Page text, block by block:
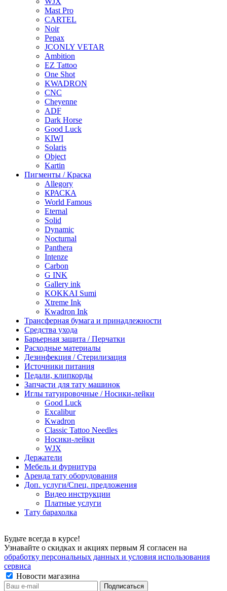
Mast Pro
CARTEL
Noir
Pepax
JCONLY VETAR
Ambition
EZ Tattoo
One Shot
KWADRON
CNC
Cheyenne
ADF
Dark Horse
Good Luck
KIWI
Solaris
Object
Kartin
Пигменты / Краска
Allegory
КРАСКА
World Famous
Eternal
Solid
Dynamic
Nocturnal
Panthera
Intenze
Carbon
G INK
Gallery ink
KOKKAI Sumi
Xtreme Ink
Kwadron Ink
Трансферная бумага и принадлежности
Средства ухода
Барьерная защита / Перчатки
Расходные материалы
Дезинфекция / Стерилизация
Источники питания
Педали, клипкорды
Запчасти для тату машинок
Иглы татуировочные / Носики-лейки
Good Luck
Excalibur
Kwadron
Classic Tattoo Needles
Носики-лейки
WJX
Держатели
Мебель и фурнитура
Аренда тату оборудования
Доп. услуги/Спец. предложения
Видео инструкции
Платные услуги
Тату барахолка
Будьте всегда в курсе!
Узнавайте о скидках и акциях первым Я согласен на
обработку персональных данных и условия использования
сервиса
Новости магазина